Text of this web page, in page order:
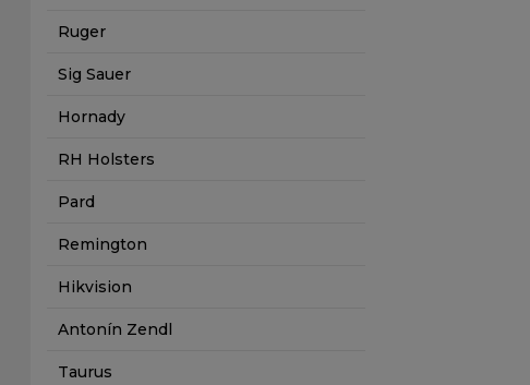
Ruger
Sig Sauer
Hornady
RH Holsters
Pard
Remington
Hikvision
Antonín Zendl
Taurus